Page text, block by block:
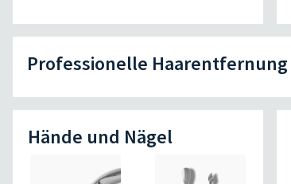
Professionelle Haarentfernung
Hände und Nägel